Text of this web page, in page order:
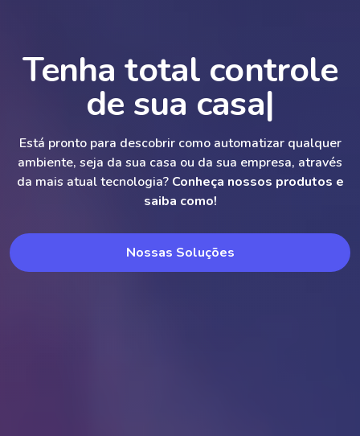
Tenha total controle
de sua sala|
Está pronto para descobrir como automatizar qualquer
ambiente, seja da sua casa ou da sua empresa, através
da mais atual tecnologia? Conheça nossos produtos e
saiba como!
Nossas Soluções